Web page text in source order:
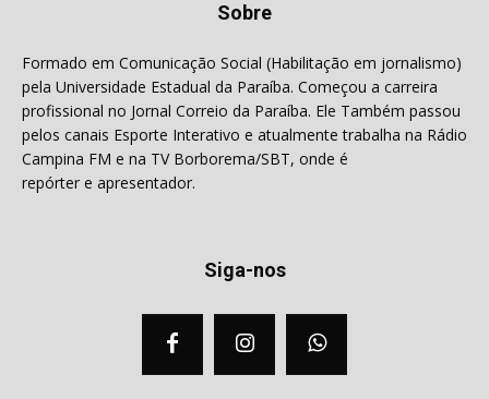
Sobre
Formado em Comunicação Social (Habilitação em jornalismo)
pela Universidade Estadual da Paraíba. Começou a carreira
profissional no Jornal Correio da Paraíba. Ele Também passou
pelos canais Esporte Interativo e atualmente trabalha na Rádio
Campina FM e na TV Borborema/SBT, onde é
repórter e apresentador.
Siga-nos